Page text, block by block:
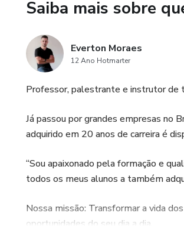
Saiba mais sobre
Everton Moraes
12 Ano Hotmarter
Professor, palestrante e instrutor de
Já passou por grandes empresas no
adquirido em 20 anos de carreira é
“Sou apaixonado pela formação e
todos os meus alunos a também
Nossa missão: Transformar a vida
oportunidades do seu dia a dia.